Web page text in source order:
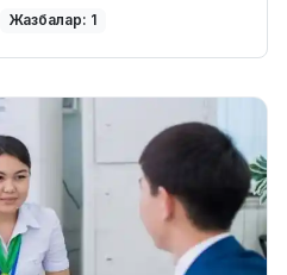
Жазбалар: 1